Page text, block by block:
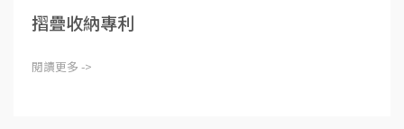
摺疊收納專利
閱讀更多 ->